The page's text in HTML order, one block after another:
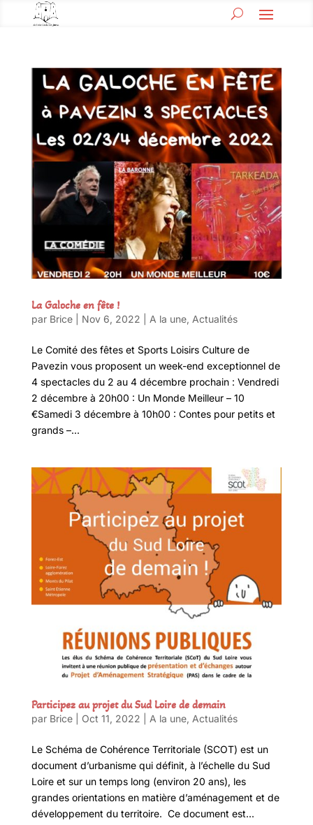
La Galoche en fête !
par Brice| Nov 6, 2022 A la une, Actualités
Le Comité des fêtes et Sports Loisirs Culture de
Pavezin vous proposent un week-end exceptionnel de
4 spectacles du 2 au 4 décembre prochain : Vendredi
2 décembre à 20h00 : Un Monde Meilleur – 10
€Samedi 3 décembre à 10h00 : Contes pour petits et
grands –...
Participez au projet du Sud Loire de demain
par Brice| Oct 11, 2022 A la une, Actualités
Le Schéma de Cohérence Territoriale (SCOT) est un
document d’urbanisme qui définit, à l’échelle du Sud
Loire et sur un temps long (environ 20 ans), les
grandes orientations en matière d’aménagement et de
développement du territoire. Ce document est...